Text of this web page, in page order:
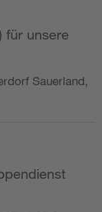
für unsere
Sauerland,